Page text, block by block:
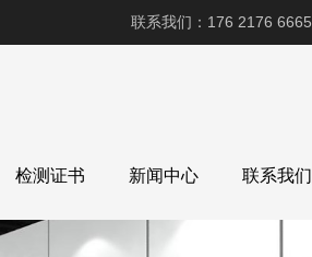
联系我们：176 2176 6665
检测证书 新闻中心 联系我们